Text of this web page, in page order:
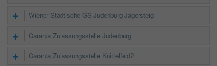
Wiener Städtische GS Judenburg Jägersteig
Garanta Zulassungsstelle Judenburg
Garanta Zulassungsstelle Knittelfeld2